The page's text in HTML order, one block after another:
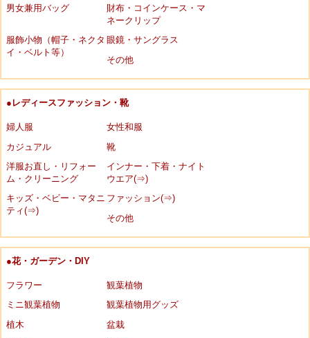
男女兼用バッグ
財布・コインケース・マ
ネークリップ
服飾小物（帽子・ネクタ
イ・ベルト等）
眼鏡・サングラス
その他
●レディースファッション・靴
婦人服
女性和服
カジュアル
靴
洋服お直し・リフォー
ム・クリーニング
インナー・下着・ナイト
ウエア(⇒)
キッズ・ベビー・マタニ
ティ(⇒)
ファッション(⇒)
その他
●花・ガーデン・DIY
フラワー
観葉植物
ミニ観葉植物
観葉植物用グッズ
植木
盆栽